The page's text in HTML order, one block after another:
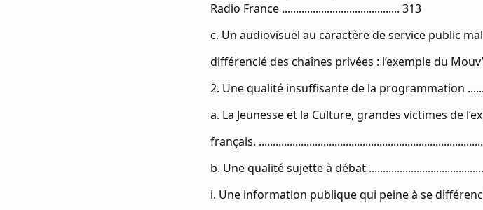
Radio France .......................................... 313
c. Un audiovisuel au caractère de service public
différencié des chaînes privées : l’exemple du Mouv’
2. Une qualité insuffisante de la programmation
a. La Jeunesse et la Culture, grandes victimes de
français.
b. Une qualité sujette à débat
i. Une information publique qui peine à se